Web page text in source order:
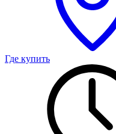
Где купить